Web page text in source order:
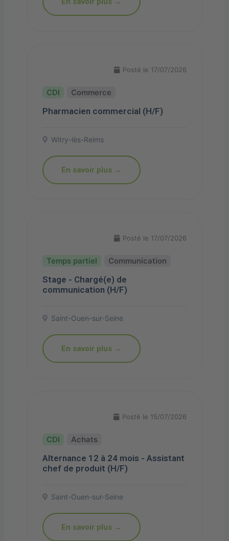
Posté le 17/07/2026
Commerce
Pharmacien commercial (H/F)
Witry-lès-Reims
En savoir plus →
Posté le 17/07/2026
Communication
Stage - Chargé(e) de
communication (H/F)
Saint-Ouen-sur-Seine
En savoir plus →
Posté le 15/07/2026
Achats
Alternance 12 à 24 mois - Assistant
chef de produit (H/F)
Saint-Ouen-sur-Seine
En savoir plus →